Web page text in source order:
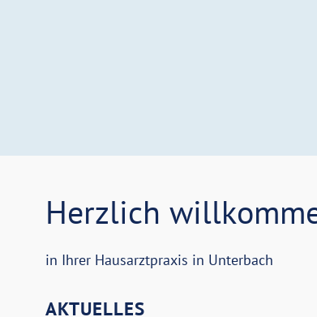
Herzlich
in Ihrer Hausarztpraxis in Unterbach
AKTUELLES